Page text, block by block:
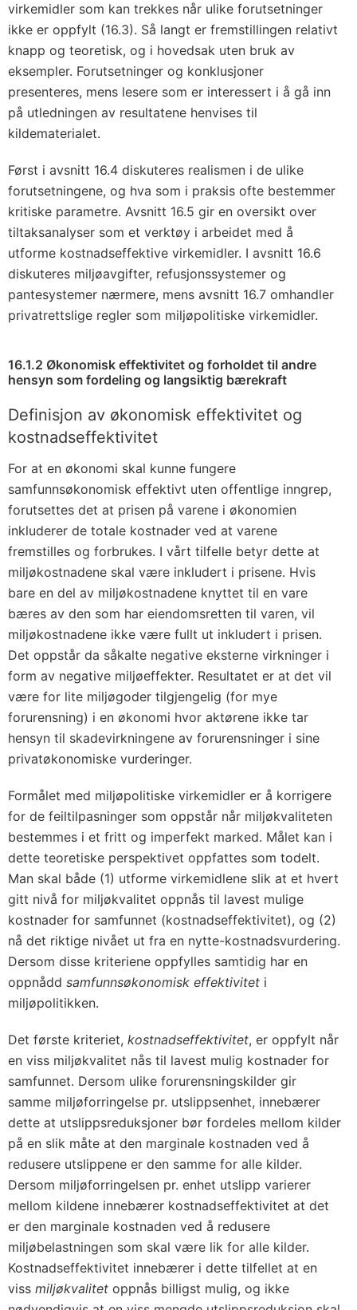
virkemidler som kan trekkes når ulike forutsetninger
ikke er oppfylt (16.3). Så langt er fremstillingen relativt
knapp og teoretisk, og i hovedsak uten bruk av
eksempler. Forutsetninger og konklusjoner
presenteres, mens lesere som er interessert i å gå inn
på utledningen av resultatene henvises til
kildematerialet.
Først i avsnitt 16.4 diskuteres realismen i de ulike
forutsetningene, og hva som i praksis ofte bestemmer
kritiske parametre. Avsnitt 16.5 gir en oversikt over
tiltaksanalyser som et verktøy i arbeidet med å
utforme kostnadseffektive virkemidler. I avsnitt 16.6
diskuteres miljøavgifter, refusjonssystemer og
pantesystemer nærmere, mens avsnitt 16.7 omhandler
privatrettslige regler som miljøpolitiske virkemidler.
16.1.2 Økonomisk effektivitet og forholdet til andre
hensyn som fordeling og langsiktig bærekraft
Definisjon av økonomisk effektivitet og
kostnadseffektivitet
For at en økonomi skal kunne fungere
samfunnsøkonomisk effektivt uten offentlige inngrep,
forutsettes det at prisen på varene i økonomien
inkluderer de totale kostnader ved at varene
fremstilles og forbrukes. I vårt tilfelle betyr dette at
miljøkostnadene skal være inkludert i prisene. Hvis
bare en del av miljøkostnadene knyttet til en vare
bæres av den som har eiendomsretten til varen, vil
miljøkostnadene ikke være fullt ut inkludert i prisen.
Det oppstår da såkalte negative eksterne virkninger i
form av negative miljøeffekter. Resultatet er at det vil
være for lite miljøgoder tilgjengelig (for mye
forurensning) i en økonomi hvor aktørene ikke tar
hensyn til skadevirkningene av forurensninger i sine
privatøkonomiske vurderinger.
Formålet med miljøpolitiske virkemidler er å korrigere
for de feiltilpasninger som oppstår når miljøkvaliteten
bestemmes i et fritt og imperfekt marked. Målet kan i
dette teoretiske perspektivet oppfattes som todelt.
Man skal både (1) utforme virkemidlene slik at et hvert
gitt nivå for miljøkvalitet oppnås til lavest mulige
kostnader for samfunnet (kostnadseffektivitet), og (2)
nå det riktige nivået ut fra en nytte-kostnadsvurdering.
Dersom disse kriteriene oppfylles samtidig har en
oppnådd samfunnsøkonomisk effektivitet i
miljøpolitikken.
Det første kriteriet, kostnadseffektivitet, er oppfylt når
en viss miljøkvalitet nås til lavest mulig kostnader for
samfunnet. Dersom ulike forurensningskilder gir
samme miljøforringelse pr. utslippsenhet, innebærer
dette at utslippsreduksjoner bør fordeles mellom kilder
på en slik måte at den marginale kostnaden ved å
redusere utslippene er den samme for alle kilder.
Dersom miljøforringelsen pr. enhet utslipp varierer
mellom kildene innebærer kostnadseffektivitet at det
er den marginale kostnaden ved å redusere
miljøbelastningen som skal være lik for alle kilder.
Kostnadseffektivitet innebærer i dette tilfellet at en
viss miljøkvalitet oppnås billigst mulig, og ikke